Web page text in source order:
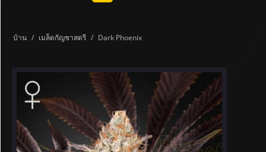
บ้าน / เมล็ดกัญชาสตรี / Dark Phoenix